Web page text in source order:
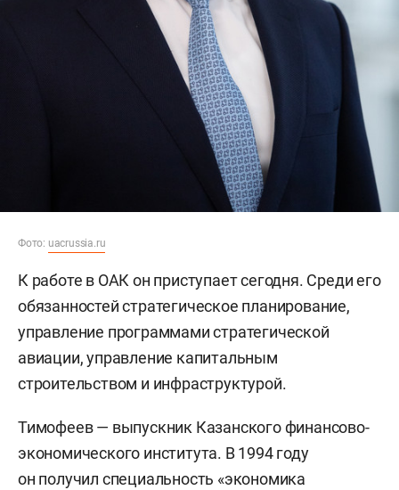
Фото: uacrussia.ru
К работе в ОАК он приступает сегодня. Среди его
обязанностей стратегическое планирование,
управление программами стратегической
авиации, управление капитальным
строительством и инфраструктурой.
Тимофеев — выпускник Казанского финансово-
экономического института. В 1994 году
он получил специальность «экономика